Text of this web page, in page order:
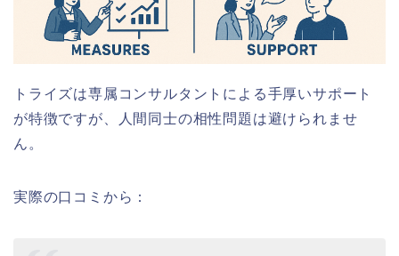
トライズは専属コンサルタントによる手厚いサポート
が特徴ですが、人間同士の相性問題は避けられませ
ん。
実際の口コミから：